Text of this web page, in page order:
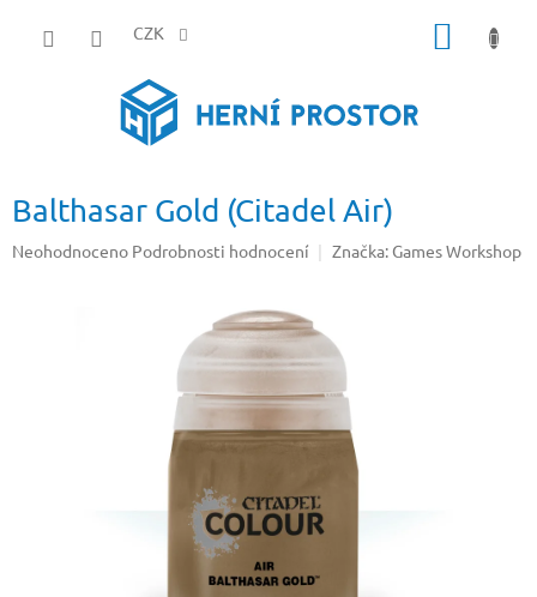
CZK
Balthasar Gold (Citadel Air)
Průměrné
Neohodnoceno Podrobnosti hodnocení Značka: Games Workshop